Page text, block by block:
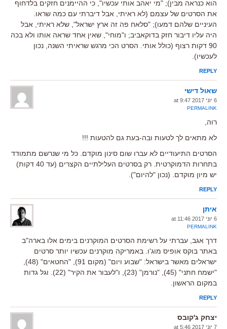
הוא כנראה מבין); "מי יאהב אותי עכשיו", כי ההיימנים חזקים בלדחוף
את הסרטים של עצמם (לא ראיתי, אבל דיברתי עם כמה שראו.
העיניים שלהם דמעו); "סלאח פה זה ארץ ישראל", שלא ראיתי, אבל
היה עליו דיבור חזק בדוקאביב; ו"מוחי", שאין אחד שראה אותו ולא בכה
90 דקות רצוף (כולל אותי. הסרט הכי מרגש שראיתי השנה, נכון
לעכשיו).
REPLY
שאול דישי
6 יוני 2017 at 9:47
PERMALINK
רוה,
לא מתאים לך לטעות ובה-בעת גם להטעות !!!
הסרטים התיעודיים לא עברו שום סינון מוקדם. כל מי שנרשם מתמודד
בתחרות הדמוקרטית. רק בסרטים העלילתיים הקצרים (עד 40 דקות)
יש מיון מוקדם. (נכון "להיום").
REPLY
איתן
6 יוני 2017 at 11:46
PERMALINK
דרך אגב, עברתי על רשימת הסרטים המוקרנים בימים אלו בארה"ב
באתר בוקס אופיס מוג'ו. באמריקה מוקרנים עכשיו יותר סרטים
ישראלים מאשר בישראל: "שבוע ויום" (מקום 91), "החטאים" (48),
"ישמח חתני" (45), "נורמן" (23), ו"לעבור את הקיר" (22). וגל גדות
במקום הראשון.
REPLY
יצחק ג'קובס
7 יוני 2017 at 5:46